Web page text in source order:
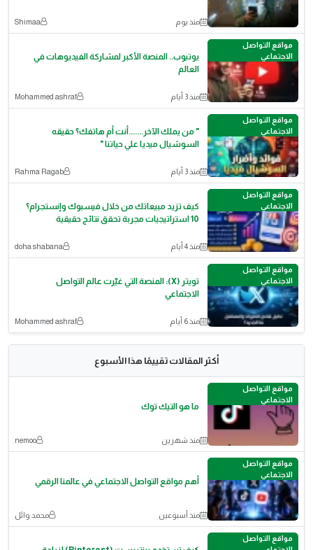
منذ يوم Shimaa
مواقع التواصل
الاجتماعي
يوتيوب.. المنصة الأكبر لمشاركة الفيديوهات في
العالم
منذ 3 أيام Mohammed ashraf
مواقع التواصل
الاجتماعي
" من يملك الآخر.......أنت أم هاتفك؟ حقيقه
السوشيال ميديا علي حياتنا "
منذ 3 أيام Rahma Ragab
مواقع التواصل
الاجتماعي
كيف تزيد مبيعاتك من خلال فيسبوك وإنستجرام؟
10 استراتيجيات مجربة تحقق نتائج حقيقية
منذ 4 أيام doha shabana
مواقع التواصل
الاجتماعي
تويتر (X): المنصة التي غيّرت عالم التواصل
الاجتماعي
منذ 6 أيام Mohammed ashraf
أكثر المقالات تقييمًا هذا الأسبوع
مواقع التواصل
الاجتماعي
ما هو التيك توك
منذ شهرين nemoo
مواقع التواصل
الاجتماعي
أهم مواقع التواصل الاجتماعي في عالمنا الرقمي
منذ أسبوعين محمد وائل
مواقع التواصل